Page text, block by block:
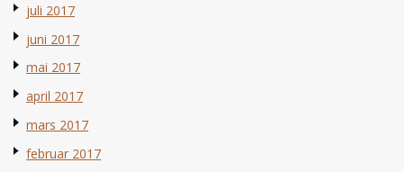
juli 2017
juni 2017
mai 2017
april 2017
mars 2017
februar 2017